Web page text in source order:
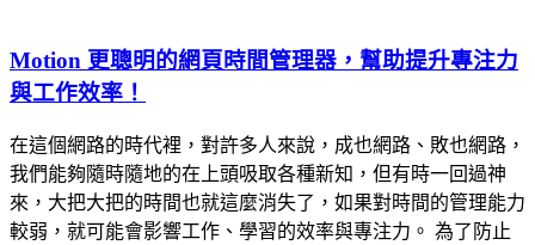
Motion 更聰明的網頁時間管理器，幫助提升專注力
與工作效率！
在這個網路的時代裡，對許多人來說，成也網路、敗也網路，
我們能夠隨時隨地的在上頭吸取各種新知，但有時一回過神
來，大把大把的時間也就這麼消失了，如果對時間的管理能力
較弱，就可能會影響工作、學習的效率與專注力。 為了防止